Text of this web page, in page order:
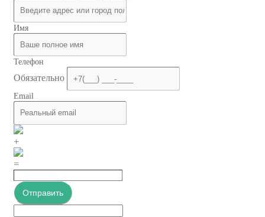
Имя
Телефон
Обязательно
Email
+
=
Отправить